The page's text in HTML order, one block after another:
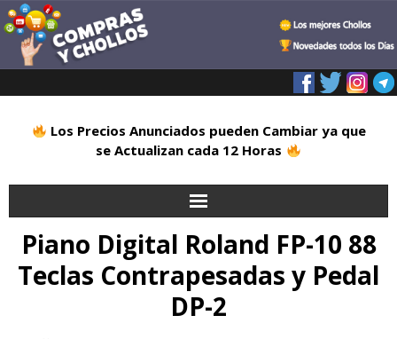
Los Precios Anunciados pueden Cambiar ya que
se Actualizan cada 12 Horas
Inicio
Alimentación
Piano Digital Roland FP-10 88
Teclas Contrapesadas y Pedal
DP-2